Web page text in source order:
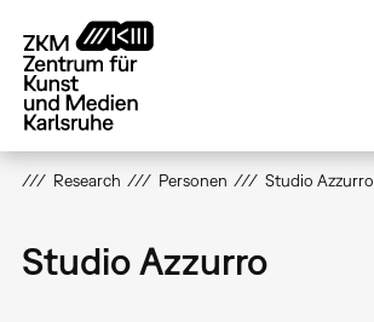
zum
Inhalt
Research Personen Studio Azzurro
Studio Azzurro